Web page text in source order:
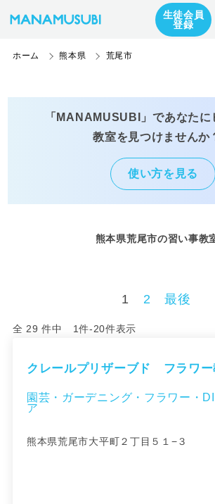
生徒会員
登録
ホーム 熊本県 荒尾市
「MANAMUSUBI」であなたに
教室を見つけませんか
使い方を見る
熊本県荒尾市の習い事教
1 2 最後
全 29 件中 1件-20件表示
クレールプリザーブド フラワー
園芸・ガーデニング・フラワー・
ア
熊本県荒尾市大平町２丁目５１−３